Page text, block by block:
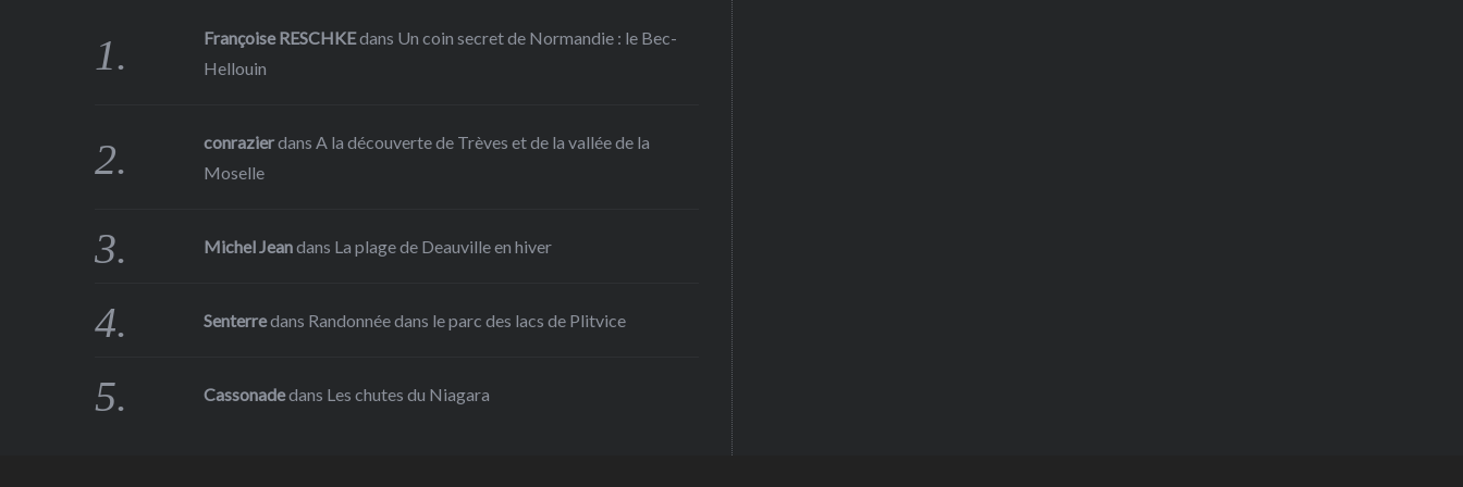
Françoise RESCHKEdans Un coin secret de Normandie : le Bec-
Hellouin
conrazierdans A la découverte de Trèves et de la vallée de la
Moselle
Michel Jeandans La plage de Deauville en hiver
Senterredans Randonnée dans le parc des lacs de Plitvice
Cassonadedans Les chutes du Niagara